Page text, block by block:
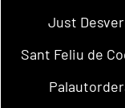
Just
Sant Feliu de